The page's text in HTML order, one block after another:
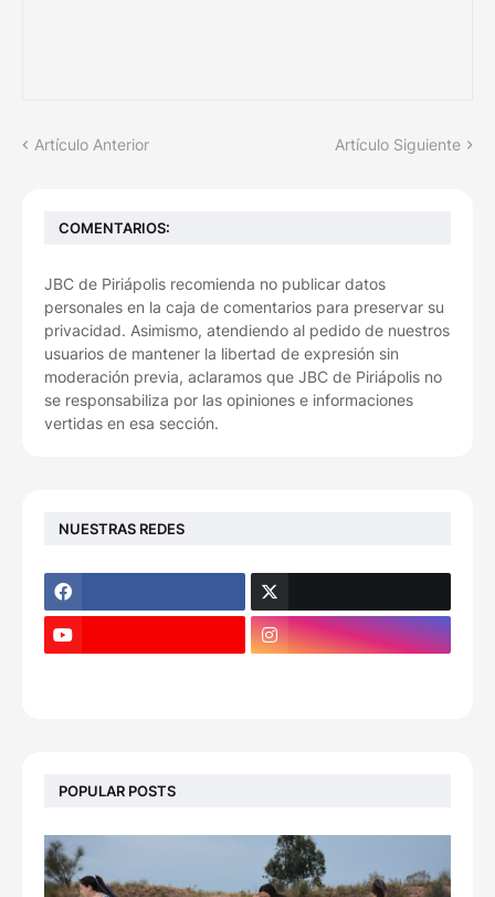
Artículo Anterior Artículo Siguiente
COMENTARIOS:
JBC de Piriápolis recomienda no publicar datos
personales en la caja de comentarios para preservar su
privacidad. Asimismo, atendiendo al pedido de nuestros
usuarios de mantener la libertad de expresión sin
moderación previa, aclaramos que JBC de Piriápolis no
se responsabiliza por las opiniones e informaciones
vertidas en esa sección.
NUESTRAS REDES
POPULAR POSTS